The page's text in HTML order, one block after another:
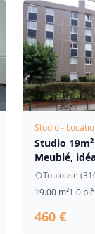
Studio -
Studio
Meublé,
Toulouse
19.00 m²1.0
460 €